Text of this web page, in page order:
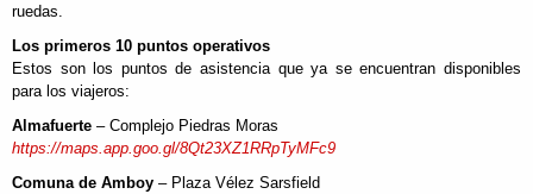
ruedas.
Los primeros 10 puntos operativos
Estos son los puntos de asistencia que ya se encuentran disponibles
para los viajeros:
Almafuerte – Complejo Piedras Moras
https://maps.app.goo.gl/8Qt23XZ1RRpTyMFc9
Comuna de Amboy – Plaza Vélez Sarsfield